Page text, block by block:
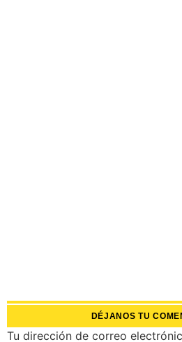
DÉJANOS TU
Tu dirección de correo